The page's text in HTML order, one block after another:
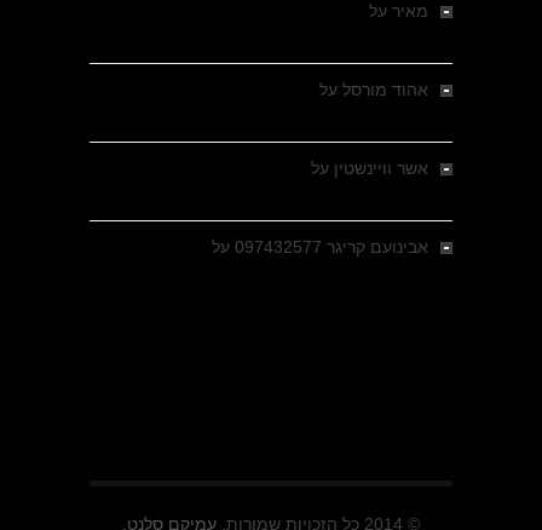
מאיר על
אהוד מורסל על
אשר וויינשטין על
אבינועם קריגר 097432577 על
© 2014 כל הזכויות שמורות. עמיקם סלנט.